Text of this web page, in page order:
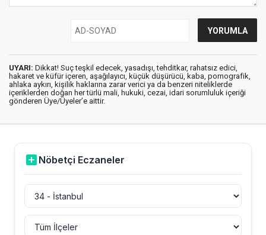
UYARI: Dikkat! Suç teşkil edecek, yasadışı, tehditkar, rahatsız edici,
hakaret ve küfür içeren, aşağılayıcı, küçük düşürücü, kaba, pornografik,
ahlaka aykırı, kişilik haklarına zarar verici ya da benzeri niteliklerde
içeriklerden doğan her türlü mali, hukuki, cezai, idari sorumluluk içeriği
gönderen Üye/Üyeler’e aittir.